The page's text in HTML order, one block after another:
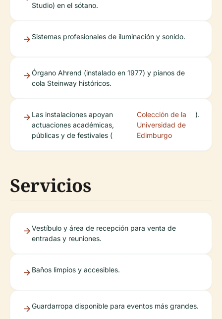
Studio) en el sótano.
Sistemas profesionales de iluminación y sonido.
Órgano Ahrend (instalado en 1977) y pianos de
cola Steinway históricos.
Las instalaciones apoyan
actuaciones académicas,
públicas y de festivales (
Colección de la
Universidad de
Edimburgo
).
Servicios
Vestíbulo y área de recepción para venta de
entradas y reuniones.
Baños limpios y accesibles.
Guardarropa disponible para eventos más grandes.